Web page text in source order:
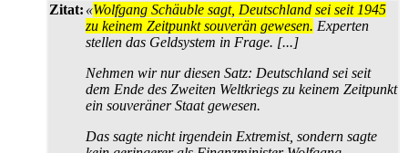
Zitat: «Wolfgang Schäuble sagt, Deutschland sei seit 1945
zu keinem Zeitpunkt souverän gewesen. Experten
stellen das Geldsystem in Frage. [...]
Nehmen wir nur diesen Satz: Deutschland sei seit
dem Ende des Zweiten Weltkriegs zu keinem Zeitpunkt
ein souveräner Staat gewesen.
Das sagte nicht irgendein Extremist, sondern sagte